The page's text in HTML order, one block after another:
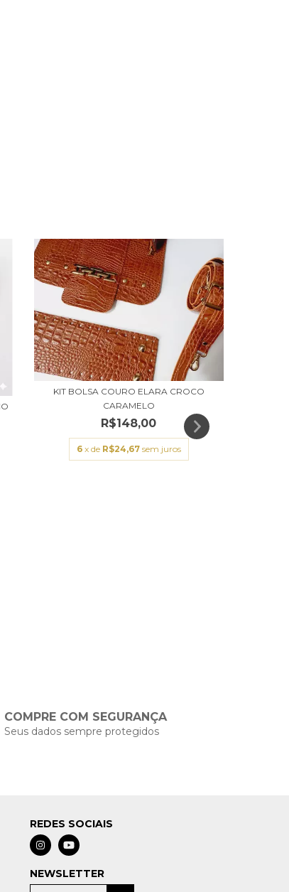
KIT BOLSA COURO ELARA CROCO
CARAMELO
R$148,00
6 x de R$24,67 sem juros
COMPRE COM SEGURANÇA
Seus dados sempre protegidos
REDES SOCIAIS
NEWSLETTER